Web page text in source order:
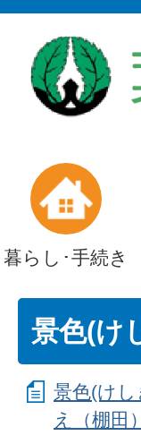
暮らし･手続き
景色(け
景色(け
え（棚田）